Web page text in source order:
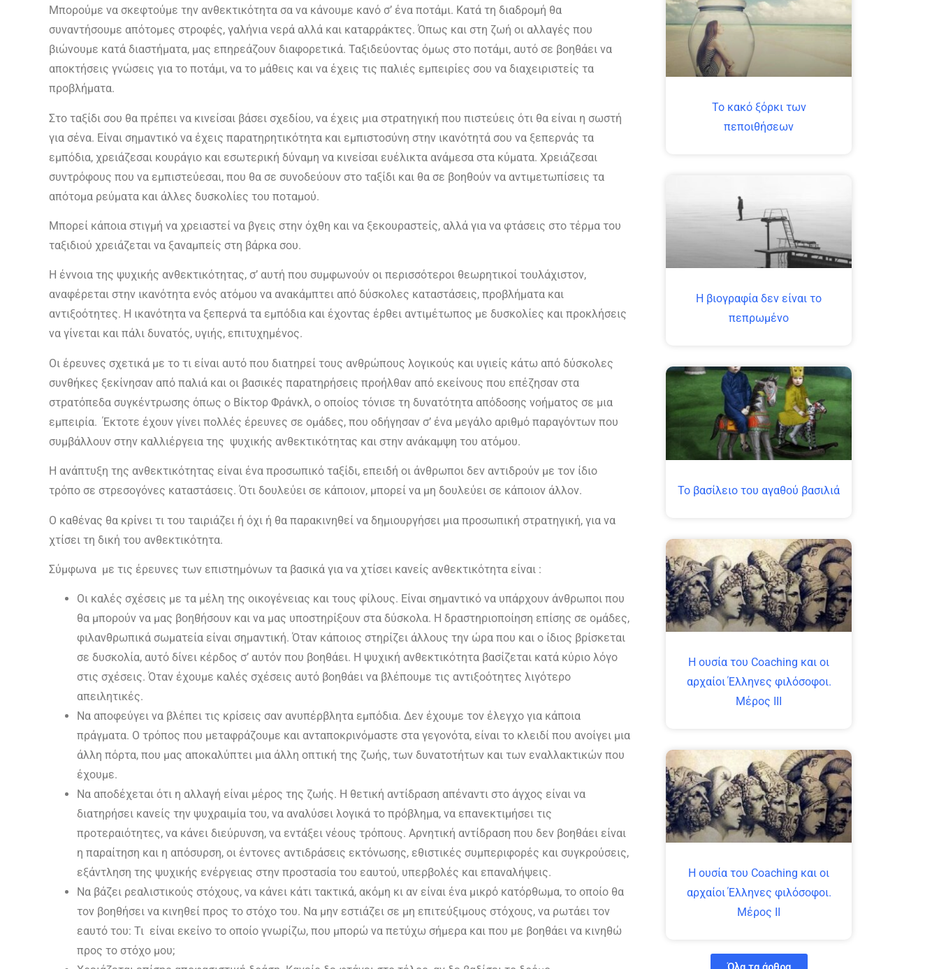
Μπορούμε να σκεφτούμε την ανθεκτικότητα σα να κάνουμε κανό σ’ ένα ποτάμι. Κατά τη διαδρομή θα
συναντήσουμε απότομες στροφές, γαλήνια νερά αλλά και καταρράκτες. Όπως και στη ζωή οι αλλαγές που
βιώνουμε κατά διαστήματα, μας επηρεάζουν διαφορετικά. Ταξιδεύοντας όμως στο ποτάμι, αυτό σε βοηθάει να
αποκτήσεις γνώσεις για το ποτάμι, να το μάθεις και να έχεις τις παλιές εμπειρίες σου να διαχειριστείς τα
προβλήματα.
Στο ταξίδι σου θα πρέπει να κινείσαι βάσει σχεδίου, να έχεις μια στρατηγική που πιστεύεις ότι θα είναι η σωστή
για σένα. Είναι σημαντικό να έχεις παρατηρητικότητα και εμπιστοσύνη στην ικανότητά σου να ξεπερνάς τα
εμπόδια, χρειάζεσαι κουράγιο και εσωτερική δύναμη να κινείσαι ευέλικτα ανάμεσα στα κύματα. Χρειάζεσαι
συντρόφους που να εμπιστεύεσαι, που θα σε συνοδεύουν στο ταξίδι και θα σε βοηθούν να αντιμετωπίσεις τα
απότομα ρεύματα και άλλες δυσκολίες του ποταμού.
Μπορεί κάποια στιγμή να χρειαστεί να βγεις στην όχθη και να ξεκουραστείς, αλλά για να φτάσεις στο τέρμα του
ταξιδιού χρειάζεται να ξαναμπείς στη βάρκα σου.
Η έννοια της ψυχικής ανθεκτικότητας, σ’ αυτή που συμφωνούν οι περισσότεροι θεωρητικοί τουλάχιστον,
αναφέρεται στην ικανότητα ενός ατόμου να ανακάμπτει από δύσκολες καταστάσεις, προβλήματα και
αντιξοότητες. Η ικανότητα να ξεπερνά τα εμπόδια και έχοντας έρθει αντιμέτωπος με δυσκολίες και προκλήσεις
να γίνεται και πάλι δυνατός, υγιής, επιτυχημένος.
Οι έρευνες σχετικά με το τι είναι αυτό που διατηρεί τους ανθρώπους λογικούς και υγιείς κάτω από δύσκολες
συνθήκες ξεκίνησαν από παλιά και οι βασικές παρατηρήσεις προήλθαν από εκείνους που επέζησαν στα
στρατόπεδα συγκέντρωσης όπως ο Βίκτορ Φράνκλ, ο οποίος τόνισε τη δυνατότητα απόδοσης νοήματος σε μια
εμπειρία. Έκτοτε έχουν γίνει πολλές έρευνες σε ομάδες, που οδήγησαν σ’ ένα μεγάλο αριθμό παραγόντων που
συμβάλλουν στην καλλιέργεια της ψυχικής ανθεκτικότητας και στην ανάκαμψη του ατόμου.
Η ανάπτυξη της ανθεκτικότητας είναι ένα προσωπικό ταξίδι, επειδή οι άνθρωποι δεν αντιδρούν με τον ίδιο
τρόπο σε στρεσογόνες καταστάσεις. Ότι δουλεύει σε κάποιον, μπορεί να μη δουλεύει σε κάποιον άλλον.
Ο καθένας θα κρίνει τι του ταιριάζει ή όχι ή θα παρακινηθεί να δημιουργήσει μια προσωπική στρατηγική, για να
χτίσει τη δική του ανθεκτικότητα.
Σύμφωνα με τις έρευνες των επιστημόνων τα βασικά για να χτίσει κανείς ανθεκτικότητα είναι :
Οι καλές σχέσεις με τα μέλη της οικογένειας και τους φίλους. Είναι σημαντικό να υπάρχουν άνθρωποι που
θα μπορούν να μας βοηθήσουν και να μας υποστηρίξουν στα δύσκολα. Η δραστηριοποίηση επίσης σε ομάδες,
φιλανθρωπικά σωματεία είναι σημαντική. Όταν κάποιος στηρίζει άλλους την ώρα που και ο ίδιος βρίσκεται
σε δυσκολία, αυτό δίνει κέρδος σ’ αυτόν που βοηθάει. Η ψυχική ανθεκτικότητα βασίζεται κατά κύριο λόγο
στις σχέσεις. Όταν έχουμε καλές σχέσεις αυτό βοηθάει να βλέπουμε τις αντιξοότητες λιγότερο
απειλητικές.
Να αποφεύγει να βλέπει τις κρίσεις σαν ανυπέρβλητα εμπόδια. Δεν έχουμε τον έλεγχο για κάποια
πράγματα. Ο τρόπος που μεταφράζουμε και ανταποκρινόμαστε στα γεγονότα, είναι το κλειδί που ανοίγει μια
άλλη πόρτα, που μας αποκαλύπτει μια άλλη οπτική της ζωής, των δυνατοτήτων και των εναλλακτικών που
έχουμε.
Να αποδέχεται ότι η αλλαγή είναι μέρος της ζωής. Η θετική αντίδραση απέναντι στο άγχος είναι να
διατηρήσει κανείς την ψυχραιμία του, να αναλύσει λογικά το πρόβλημα, να επανεκτιμήσει τις
προτεραιότητες, να κάνει διεύρυνση, να εντάξει νέους τρόπους. Αρνητική αντίδραση που δεν βοηθάει είναι
η παραίτηση και η απόσυρση, οι έντονες αντιδράσεις εκτόνωσης, εθιστικές συμπεριφορές και συγκρούσεις,
εξάντληση της ψυχικής ενέργειας στην προστασία του εαυτού, υπερβολές και επαναλήψεις.
Να βάζει ρεαλιστικούς στόχους, να κάνει κάτι τακτικά, ακόμη κι αν είναι ένα μικρό κατόρθωμα, το οποίο θα
τον βοηθήσει να κινηθεί προς το στόχο του. Να μην εστιάζει σε μη επιτεύξιμους στόχους, να ρωτάει τον
εαυτό του: Τι είναι εκείνο το οποίο γνωρίζω, που μπορώ να πετύχω σήμερα και που με βοηθάει να κινηθώ
προς το στόχο μου;
Το κακό ξόρκι των
πεποιθήσεων
H βιογραφία δεν είναι το
πεπρωμένο
Το βασίλειο του αγαθού βασιλιά
Η ουσία του Coaching και οι
αρχαίοι Έλληνες φιλόσοφοι.
Μέρος ΙΙΙ
Η ουσία του Coaching και οι
αρχαίοι Έλληνες φιλόσοφοι.
Μέρος ΙΙ